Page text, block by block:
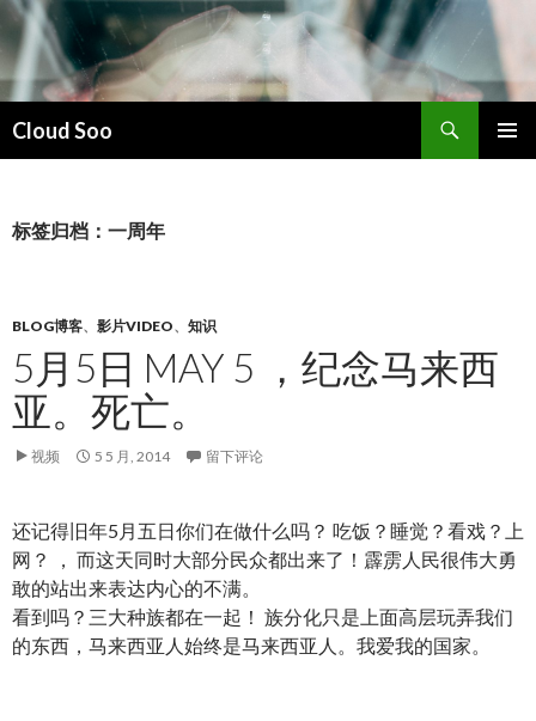
Cloud Soo
索
文
标签归档：一周年
BLOG博客、 影片VIDEO、 知识
5月5日 MAY 5 ，纪念马来西
亚。死亡。
视频 5 5 月, 2014 留下评论
还记得旧年5月五日你们在做什么吗？ 吃饭？睡觉？看戏？上
网？ ， 而这天同时大部分民众都出来了！霹雳人民很伟大勇
敢的站出来表达内心的不满。
看到吗？三大种族都在一起！ 族分化只是上面高层玩弄我们
的东西，马来西亚人始终是马来西亚人。我爱我的国家。